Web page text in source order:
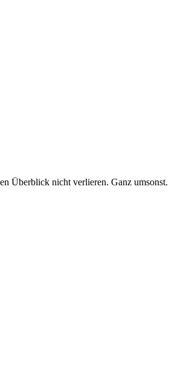
Überblick nicht verlieren. Ganz umsonst.